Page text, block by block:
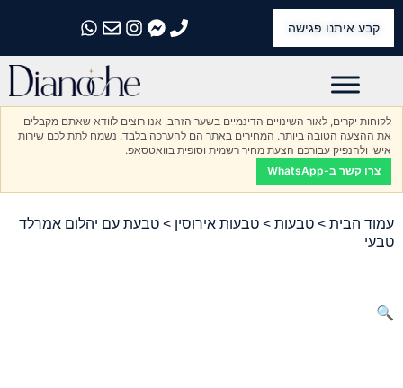
קבע איתנו פגישה
התקשרו אלינו
התקשרו אלינו
התקשרו אלינו
התקשרו אלינו
התקשרו אלינו
לקוחות יקרים, לאור השינויים הדינמיים בשער הזהב, אנו רוצים לוודא שאתם מקבלים
את ההצעה הטובה ביותר. המחירים באתר הם להערכה בלבד. נשמח לתת לכם שירות
אישי ולהנפיק עבורכם הצעת מחיר רשמית וסופית בוואטסאפ.
צרו קשר ב-WhatsApp
עמוד הבית > טבעות > טבעות אירוסין > טבעת עם יהלום אמרלד
טבעי
🔍